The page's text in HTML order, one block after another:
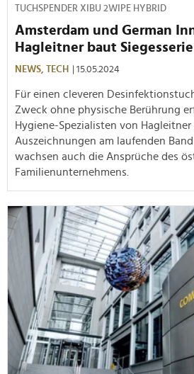
TUCHSPENDER XIBU 2WIPE HYBRID
Amsterdam und German
Hagleitner baut
NEWS, TECH | 15.05.2024
Für einen cleveren
Zweck ohne physische Berührung
Hygiene-Spezialisten von
Auszeichnungen am laufenden
wachsen auch die Ansprüche des
Familienunternehmens.